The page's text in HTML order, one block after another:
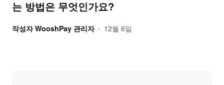
는 방법은 무엇인가요?
작성자 WooshPay 관리자 • 12월 6일